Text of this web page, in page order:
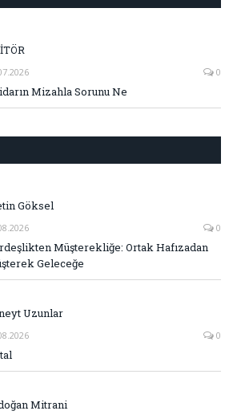
0
Mizahla Sorunu Ne
Göksel
0
Müşterekliğe: Ortak Hafızadan
Geleceğe
Uzunlar
0
Mitrani